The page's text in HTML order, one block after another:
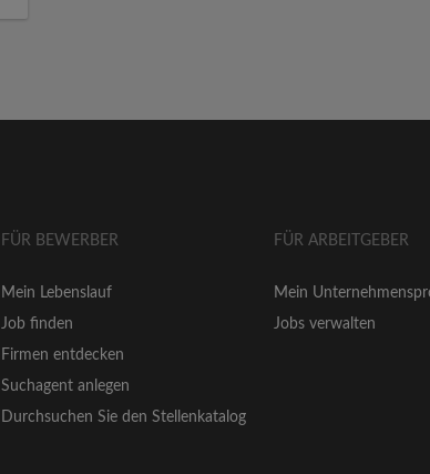
FÜR BEWERBER
Mein Lebenslauf
Job finden
Firmen entdecken
Suchagent anlegen
Durchsuchen Sie den Stellenkatalog
FÜR ARBEITGEBER
Mein
Jobs verwalten